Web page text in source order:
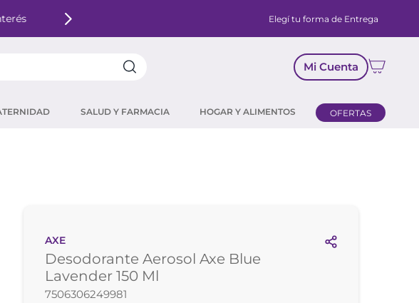
Elegí tu forma de Entrega
Mi Cuenta
SALUD Y FARMACIA HOGAR Y ALIMENTOS OFERTAS
AXE
Desodorante Aerosol Axe Blue
Lavender 150 Ml
7506306249981